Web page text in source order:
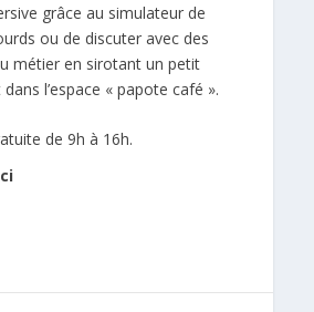
grâce au simulateur de
ou de discuter avec des
métier en sirotant un petit
l’espace « papote café ».
de 9h à 16h.